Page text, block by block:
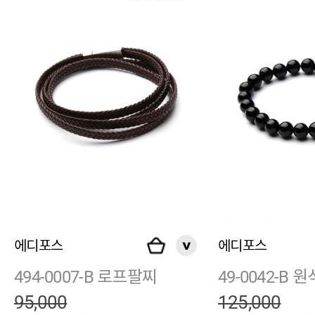
에디포스
494-0007-B 로프팔찌
95,000
에디포스
49-0042-B 원
125,000